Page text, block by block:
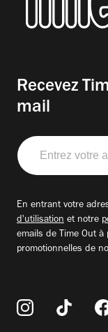
Recevez
mail
Entrez
votre
adresse
En entrant votre
d'utilisation et notre
emails de Time Out
promotionnelles de